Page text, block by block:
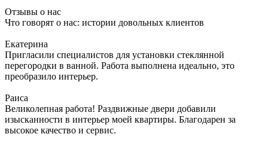
Отзывы о нас
Что говорят о нас: истории довольных клиентов
Екатерина
Пригласили специалистов для установки стеклянной
перегородки в ванной. Работа выполнена идеально, это
преобразило интерьер.
Раиса
Великолепная работа! Раздвижные двери добавили
изысканности в интерьер моей квартиры. Благодарен за
высокое качество и сервис.